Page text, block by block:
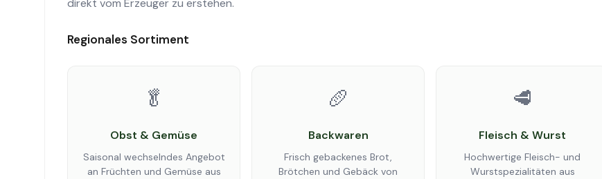
direkt vom Erzeuger zu erstehen.
Regionales Sortiment
🥬
Obst & Gemüse
Saisonal wechselndes Angebot
an Früchten und Gemüse aus
🥖
Backwaren
Frisch gebackenes Brot,
Brötchen und Gebäck von
🥩
Fleisch & Wurst
Hochwertige Fleisch- und
Wurstspezialitäten aus